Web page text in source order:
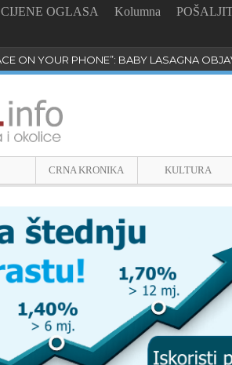
CIJENE OGLASA Kolumna
ON YOUR PHONE”: BABY LASAGNA
CRNA KRONIKA KULTURA